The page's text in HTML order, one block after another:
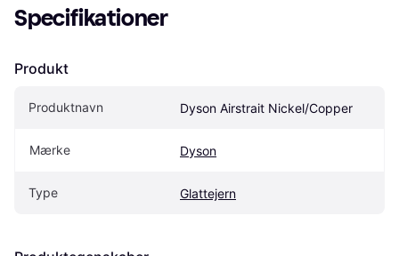
Specifikationer
Produkt
Produktnavn Dyson Airstrait Nickel/Copper
Mærke Dyson
Type Glattejern